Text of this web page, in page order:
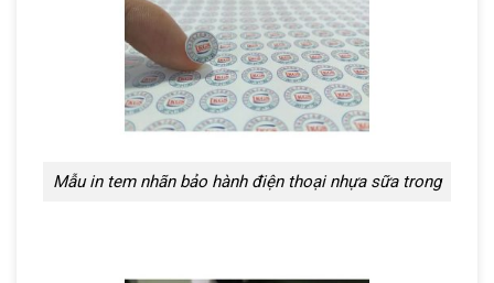
Mẫu in tem nhãn bảo hành điện thoại nhựa sữa trong